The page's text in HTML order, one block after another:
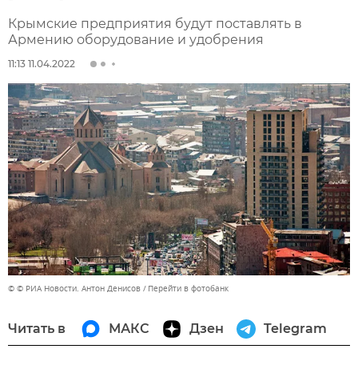
Крымские предприятия будут поставлять в
Армению оборудование и удобрения
11:13 11.04.2022
© © РИА Новости. Антон Денисов Перейти в фотобанк
Читать в МАКС Дзен Telegram